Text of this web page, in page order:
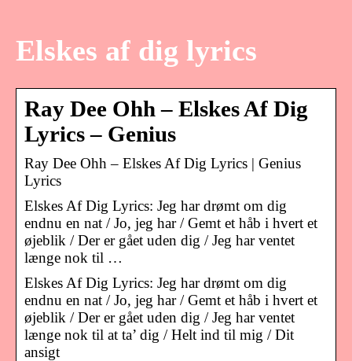
Elskes af dig lyrics
Ray Dee Ohh – Elskes Af Dig
Lyrics – Genius
Ray Dee Ohh – Elskes Af Dig Lyrics | Genius
Lyrics
Elskes Af Dig Lyrics: Jeg har drømt om dig
endnu en nat / Jo, jeg har / Gemt et håb i hvert et
øjeblik / Der er gået uden dig / Jeg har ventet
længe nok til …
Elskes Af Dig Lyrics: Jeg har drømt om dig
endnu en nat / Jo, jeg har / Gemt et håb i hvert et
øjeblik / Der er gået uden dig / Jeg har ventet
længe nok til at ta’ dig / Helt ind til mig / Dit
ansigt